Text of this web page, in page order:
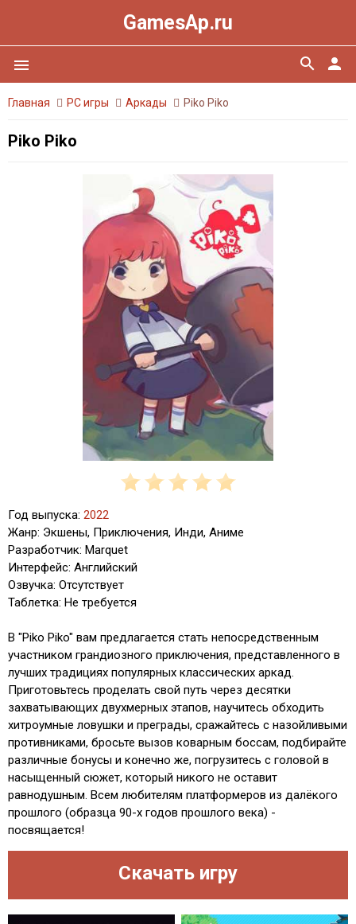
GamesAp.ru
menu person
search
Главная PC игры Аркады Piko Piko
Piko Piko
Год выпуска: 2022
Жанр: Экшены, Приключения, Инди, Аниме
Разработчик: Marquet
Интерфейс: Английский
Озвучка: Отсутствует
Таблетка: Не требуется
В "Piko Piko" вам предлагается стать непосредственным
участником грандиозного приключения, представленного в
лучших традициях популярных классических аркад.
Приготовьтесь проделать свой путь через десятки
захватывающих двухмерных этапов, научитесь обходить
хитроумные ловушки и преграды, сражайтесь с назойливыми
противниками, бросьте вызов коварным боссам, подбирайте
различные бонусы и конечно же, погрузитесь с головой в
насыщенный сюжет, который никого не оставит
равнодушным. Всем любителям платформеров из далёкого
прошлого (образца 90-х годов прошлого века) -
посвящается!
Скачать игру